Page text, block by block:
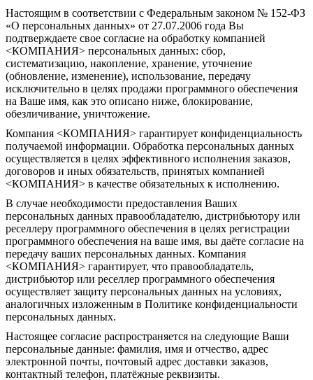
Настоящим в соответствии с Федеральным законом № 152-ФЗ
«О персональных данных» от 27.07.2006 года Вы
подтверждаете свое согласие на обработку компанией
<КОМПАНИЯ> персональных данных: сбор,
систематизацию, накопление, хранение, уточнение
(обновление, изменение), использование, передачу
исключительно в целях продажи программного обеспечения
на Ваше имя, как это описано ниже, блокирование,
обезличивание, уничтожение.
Компания <КОМПАНИЯ> гарантирует конфиденциальность
получаемой информации. Обработка персональных данных
осуществляется в целях эффективного исполнения заказов,
договоров и иных обязательств, принятых компанией
<КОМПАНИЯ> в качестве обязательных к исполнению.
В случае необходимости предоставления Ваших
персональных данных правообладателю, дистрибьютору или
реселлеру программного обеспечения в целях регистрации
программного обеспечения на ваше имя, вы даёте согласие на
передачу ваших персональных данных. Компания
<КОМПАНИЯ> гарантирует, что правообладатель,
дистрибьютор или реселлер программного обеспечения
осуществляет защиту персональных данных на условиях,
аналогичных изложенным в Политике конфиденциальности
персональных данных.
Настоящее согласие распространяется на следующие Ваши
персональные данные: фамилия, имя и отчество, адрес
электронной почты, почтовый адрес доставки заказов,
контактный телефон, платёжные реквизиты.